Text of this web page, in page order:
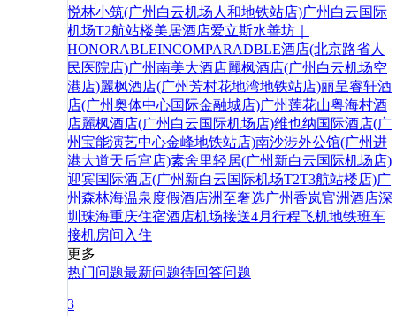
悦林小筑(广州白云机场人和地铁站店)广州白云国际
机场T2航站楼美居酒店爱立斯水善坊｜
HONORABLEINCOMPARADBLE酒店(北京路省人
民医院店)广州南美大酒店麗枫酒店(广州白云机场空
港店)麗枫酒店(广州芳村花地湾地铁站店)丽呈睿轩酒
店(广州奥体中心国际金融城店)广州莲花山粤海村酒
店麗枫酒店(广州白云国际机场店)维也纳国际酒店(广
州宝能演艺中心金峰地铁站店)南沙涉外公馆(广州进
港大道天后宫店)素舍里轻居(广州新白云国际机场店)
迎宾国际酒店(广州新白云国际机场T2T3航站楼店)广
州森林海温泉度假酒店洲至奢选广州香岚官洲酒店深
圳 珠海重庆住宿酒店机场接送4月 行程飞机地铁班车
接机房间 入住
更多
热门问题最新问题待回答问题
3